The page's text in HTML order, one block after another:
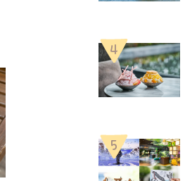
4
5